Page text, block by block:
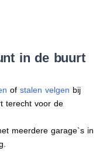
in de buurt
of stalen velgen bij
terecht voor de
meerdere garage`s in